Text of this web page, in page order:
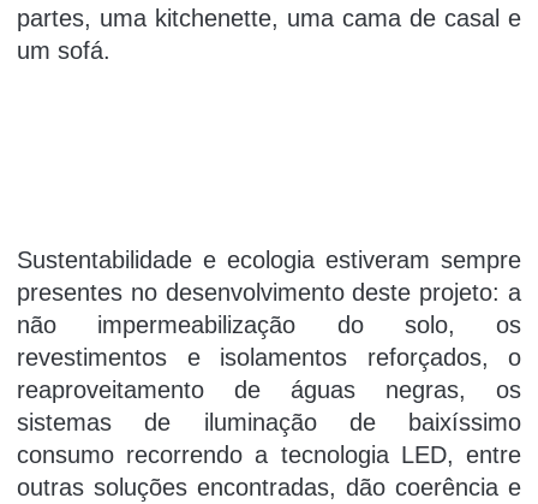
partes, uma kitchenette, uma cama de casal e
um sofá.
Sustentabilidade e ecologia estiveram sempre
presentes no desenvolvimento deste projeto: a
não impermeabilização do solo, os
revestimentos e isolamentos reforçados, o
reaproveitamento de águas negras, os
sistemas de iluminação de baixíssimo
consumo recorrendo a tecnologia LED, entre
outras soluções encontradas, dão coerência e